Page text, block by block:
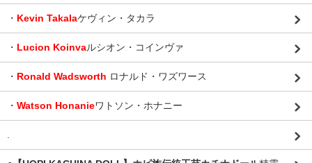
・ Kevin Takalaケヴィン・タカラ
・ Lucion Koinvaルシオン・コインヴァ
・ Ronald Wadsworth ロナルド・ワズワース
・ Watson Honanieワトソン・ホナニー
.